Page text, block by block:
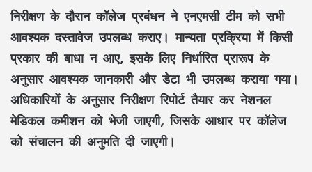
निरीक्षण के दौरान कॉलेज प्रबंधन ने एनएमसी टीम को सभी
आवश्यक दस्तावेज उपलब्ध कराए। मान्यता प्रक्रिया में किसी
प्रकार की बाधा न आए, इसके लिए निर्धारित प्रारूप के
अनुसार आवश्यक जानकारी और डेटा भी उपलब्ध कराया गया।
अधिकारियों के अनुसार निरीक्षण रिपोर्ट तैयार कर नेशनल
मेडिकल कमीशन को भेजी जाएगी, जिसके आधार पर कॉलेज
को संचालन की अनुमति दी जाएगी।